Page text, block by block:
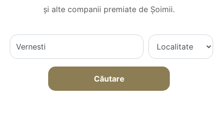
și alte companii premiate de Șoimii.
Căutare